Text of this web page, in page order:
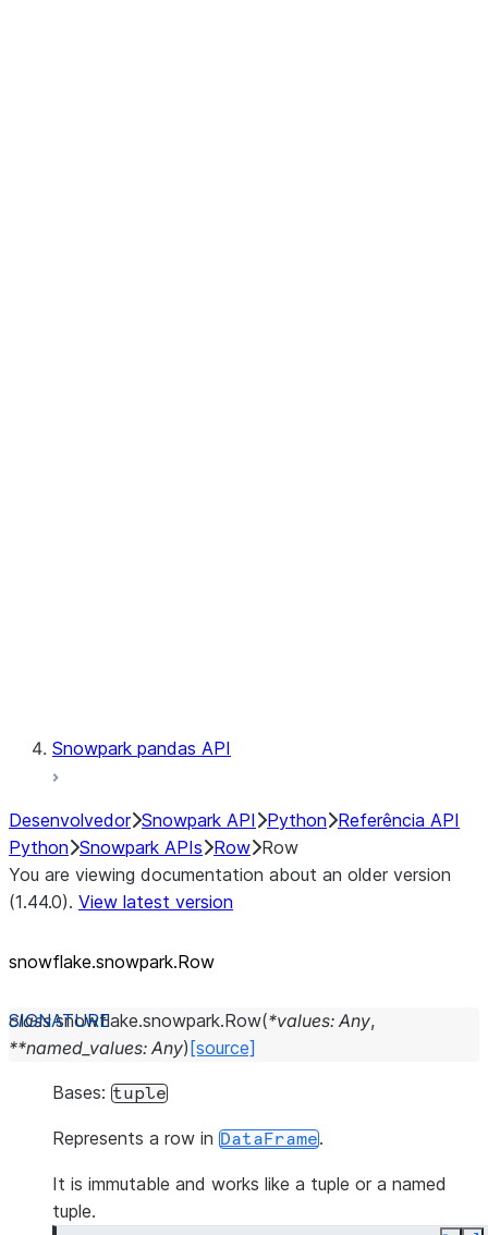
Snowpark pandas API
Desenvolvedor Snowpark API Python Referência API
Python Snowpark APIs Row Row
You are viewing documentation about an older version
(1.44.0). View latest version
snowflake.snowpark.Row
class snowflake.snowpark.Row(*values: Any,
**named_values: Any) [source]
Bases: tuple
Represents a row in DataFrame.
It is immutable and works like a tuple or a named
tuple.